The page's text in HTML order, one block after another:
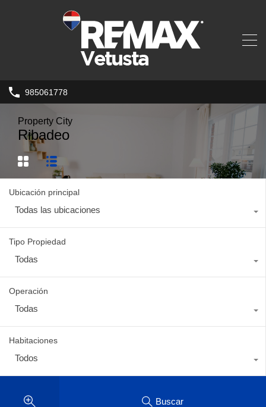
985061778
Property City
Ribadeo
Ubicación principal
Todas las ubicaciones
Tipo Propiedad
Todas
Operación
Todas
Habitaciones
Todos
Buscar